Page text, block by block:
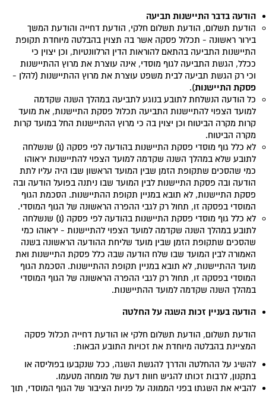
הודעה בדבר התיישנות תביעה
הודעת תשלום, הודעת תשלום חלקי, הודעת דחייה והודעת המשך
בירור ראשונה - תכלול פסקה אשר בה תצוין בהבלטה מיוחדת תקופת
התיישנות התביעה בהתאם להוראות הדין הרלוונטיות, וכן יצוין כי
ככלל, הגשת התביעה לגוף מוסדי, אינה עוצרת את מרוץ ההתיישנות
וכי רק הגשת תביעה לבית משפט עוצרת את מרוץ ההתיישנות (להלן -
פסקת התיישנות).
כל הודעה הנשלחת לתובע בנוגע לתביעה במהלך השנה שקדמה
למועד הצפוי להתיישנות התביעה תכלול פסקת התיישנות, את מועד
קרות מקרה הביטוח וכן יצוין בה כי מרוץ ההתיישנות החל במועד קרות
מקרה הביטוח.
לא כלל גוף מוסדי פסקת התיישנות בהודעה לפי פסקה (1) שנשלחה
לתובע שלא במהלך השנה שקדמה למועד הצפוי להתיישנות יראוהו
כמי שהסכים שתקופת הזמן שבין המועד הראשון שבו היה עליו לתת
הודעה ובה פסקת התיישנות לבין המועד שבו ניתנה בפועל הודעה ובה
פסקת התיישנות, לא תובא במניין תקופת ההתיישנות. הסכמת הגוף
המוסדי בפסקה זו, תחול רק לגבי ההפרה הראשונה של הגוף המוסדי.
לא כלל גוף מוסדי פסקת התיישנות בהודעה לפי פסקה (1) שנשלחה
לתובע במהלך השנה שקדמה למועד הצפוי להתיישנות - יראוהו כמי
שהסכים שתקופת הזמן שבין מועד שליחת ההודעה הראשונה בשנה
האמורה לבין המועד שבו שלח הודעה שבה כלל פסקת התיישנות ואת
מועד ההתיישנות, לא תובא במניין תקופת ההתיישנות. הסכמת הגוף
המוסדי בפסקה זו, תחול רק לגבי ההפרה הראשונה של הגוף המוסדי
במהלך השנה שקדמה למועד ההתיישנות.
הודעה בעניין זכות השגה על החלטה
הודעת תשלום, הודעת תשלום חלקי או הודעת דחייה תכלול פסקה
המציינת בהבלטה מיוחדת את זכויות התובע הבאות:
להשיג על ההחלטה והדרך להגשת השגה, ככל שנקבעו בפוליסה או
בתקנון, לרבות זכותו להגיש חוות דעת של מומחה מטעמו.
להביא את השגתו בפני הממונה על פניות הציבור של הגוף המוסדי, תוך